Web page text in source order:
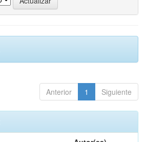
Anterior 1 Siguiente